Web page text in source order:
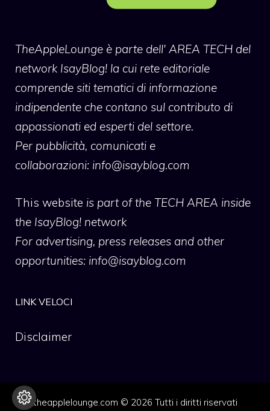
TheAppleLounge è parte dell' AREA TECH del
network IsayBlog! la cui rete editoriale
comprende siti tematici di informazione
indipendente che contano sul contributo di
appassionati ed esperti del settore.
Per pubblicità, comunicati e
collaborazioni: info@isayblog.com
This website is part of the TECH AREA inside
the IsayBlog! network
For advertising, press releases and other
opportunities: info@isayblog.com
LINK VELOCI
Disclaimer
theapplelounge.com © 2026 Tutti i diritti riservati